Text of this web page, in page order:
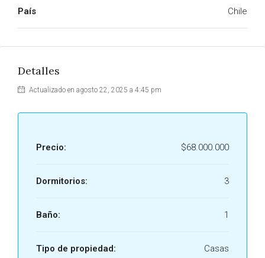
País Chile
Detalles
Actualizado en agosto 22, 2025 a 4:45 pm
Precio: $68.000.000
Dormitorios: 3
Baño: 1
Tipo de propiedad: Casas